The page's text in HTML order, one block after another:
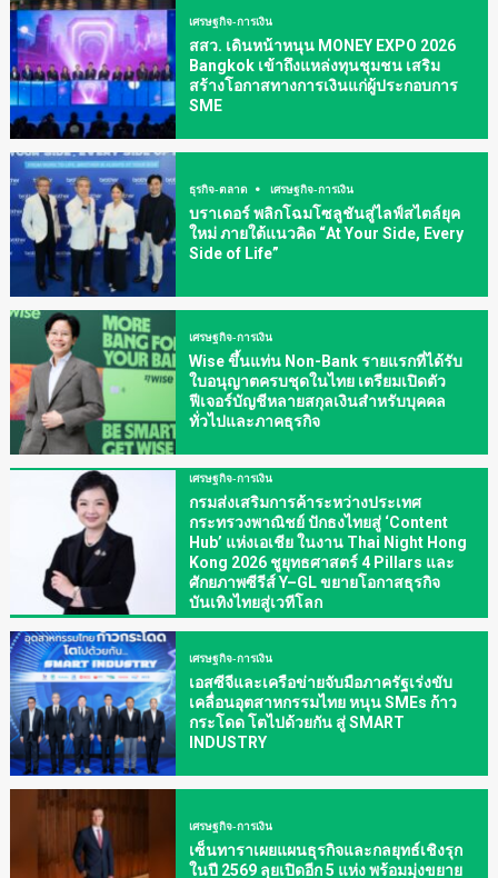
เศรษฐกิจ-การเงิน
สสว. เดินหน้าหนุน MONEY EXPO 2026
Bangkok เข้าถึงแหล่งทุนชุมชน เสริม
สร้างโอกาสทางการเงินแก่ผู้ประกอบการ
SME
ธุรกิจ-ตลาด เศรษฐกิจ-การเงิน
บราเดอร์ พลิกโฉมโซลูชันสู่ไลฟ์สไตล์ยุค
ใหม่ ภายใต้แนวคิด “At Your Side, Every
Side of Life”
เศรษฐกิจ-การเงิน
Wise ขึ้นแท่น Non-Bank รายแรกที่ได้รับ
ใบอนุญาตครบชุดในไทย เตรียมเปิดตัว
ฟีเจอร์บัญชีหลายสกุลเงินสำหรับบุคคล
ทั่วไปและภาคธุรกิจ
เศรษฐกิจ-การเงิน
กรมส่งเสริมการค้าระหว่างประเทศ
กระทรวงพาณิชย์ ปักธงไทยสู่ ‘Content
Hub’ แห่งเอเชีย ในงาน Thai Night Hong
Kong 2026 ชูยุทธศาสตร์ 4 Pillars และ
ศักยภาพซีรีส์ Y–GL ขยายโอกาสธุรกิจ
บันเทิงไทยสู่เวทีโลก
เศรษฐกิจ-การเงิน
เอสซีจีและเครือข่ายจับมือภาครัฐเร่งขับ
เคลื่อนอุตสาหกรรมไทย หนุน SMEs ก้าว
กระโดด โตไปด้วยกัน สู่ SMART
INDUSTRY
เศรษฐกิจ-การเงิน
เซ็นทาราเผยแผนธุรกิจและกลยุทธ์เชิงรุก
ในปี 2569 ลุยเปิดอีก 5 แห่ง พร้อมมุ่งขยาย